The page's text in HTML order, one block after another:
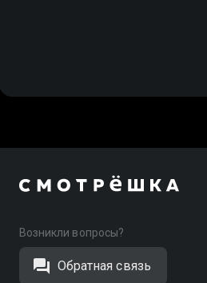
Возникли вопросы?
Обратная связь